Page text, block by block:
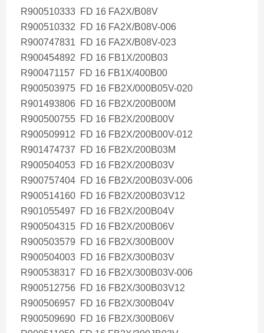
R900510333 FD 16 FA2X/B08V
R900510332 FD 16 FA2X/B08V-006
R900747831 FD 16 FA2X/B08V-023
R900454892 FD 16 FB1X/200B03
R900471157 FD 16 FB1X/400B00
R900503975 FD 16 FB2X/000B05V-020
R901493806 FD 16 FB2X/200B00M
R900500755 FD 16 FB2X/200B00V
R900509912 FD 16 FB2X/200B00V-012
R901474737 FD 16 FB2X/200B03M
R900504053 FD 16 FB2X/200B03V
R900757404 FD 16 FB2X/200B03V-006
R900514160 FD 16 FB2X/200B03V12
R901055497 FD 16 FB2X/200B04V
R900504315 FD 16 FB2X/200B06V
R900503579 FD 16 FB2X/300B00V
R900504003 FD 16 FB2X/300B03V
R900538317 FD 16 FB2X/300B03V-006
R900512756 FD 16 FB2X/300B03V12
R900506957 FD 16 FB2X/300B04V
R900509690 FD 16 FB2X/300B06V